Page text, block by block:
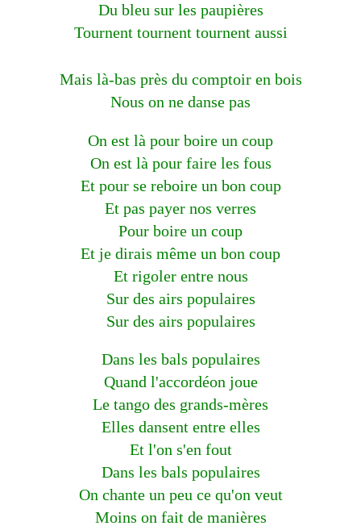
Du bleu sur les paupières
Tournent tournent tournent aussi
Mais là-bas près du comptoir en bois
Nous on ne danse pas
On est là pour boire un coup
On est là pour faire les fous
Et pour se reboire un bon coup
Et pas payer nos verres
Pour boire un coup
Et je dirais même un bon coup
Et rigoler entre nous
Sur des airs populaires
Sur des airs populaires
Dans les bals populaires
Quand l'accordéon joue
Le tango des grands-mères
Elles dansent entre elles
Et l'on s'en fout
Dans les bals populaires
On chante un peu ce qu'on veut
Moins on fait de manières